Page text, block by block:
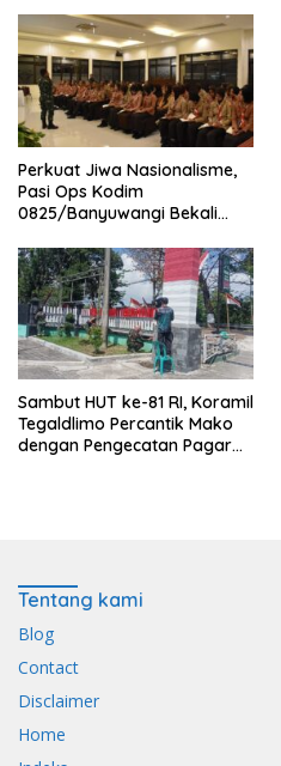
Perkuat Jiwa Nasionalisme,
Pasi Ops Kodim
0825/Banyuwangi Bekali
dengan Wawasan
Kebangsaan
Sambut HUT ke-81 RI, Koramil
Tegaldlimo Percantik Mako
dengan Pengecatan Pagar
Tentang kami
Blog
Contact
Disclaimer
Home